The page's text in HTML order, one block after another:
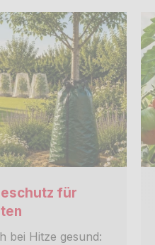
für
bei Hitze gesund: